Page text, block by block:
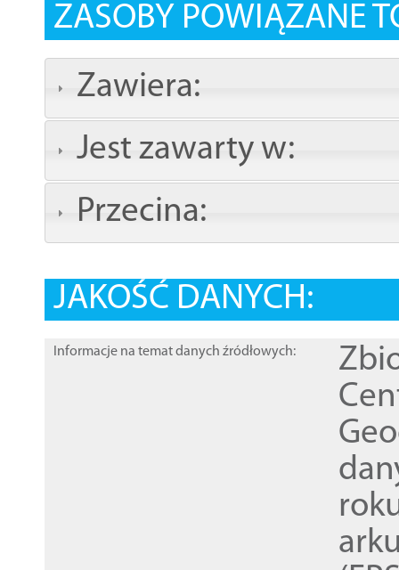
ZASOBY POWIĄZANE
Zawiera:
Jest zawarty w:
Przecina:
JAKOŚĆ DANYCH:
Informacje na temat danych źródłowych: